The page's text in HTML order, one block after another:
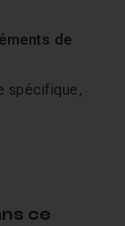
de
spécifique,
ce